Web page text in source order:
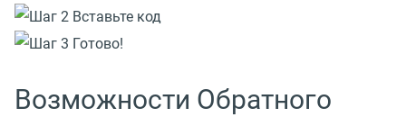
Возможности Обратного